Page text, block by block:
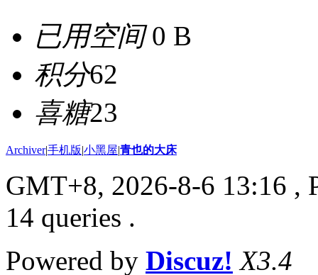
已用空间0 B
积分62
喜糖23
Archiver|手机版|小黑屋|青也的大床
GMT+8, 2026-8-6 13:16 ,
14 queries .
Powered by Discuz! X3.4